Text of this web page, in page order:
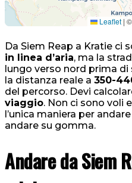
Leaflet |
Da Siem Reap a Kratie ci
in linea d’aria, ma la
lungo verso nord prima di
la distanza reale a 350-
del percorso. Devi
viaggio. Non ci sono voli
l’unica maniera per
andare su gomma.
Andare da Siem